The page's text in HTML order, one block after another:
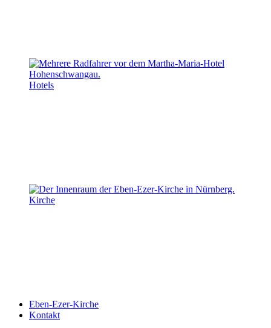
Hotels
Kirche
Eben-Ezer-Kirche
Kontakt